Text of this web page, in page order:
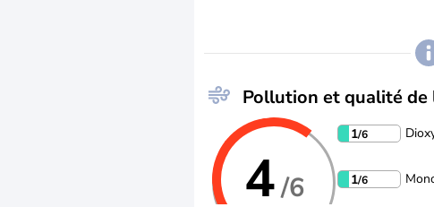
Pollution et qualité de
4/6
1/6
1/6